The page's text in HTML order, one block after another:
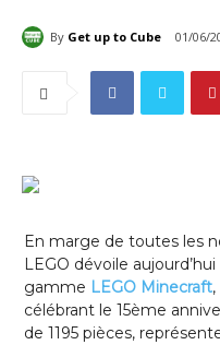
By Get up to Cube 01/06/
En marge de toutes les
LEGO dévoile
gamme LEGO Minecraft
célébrant le 15ème
de 1195 pièces,